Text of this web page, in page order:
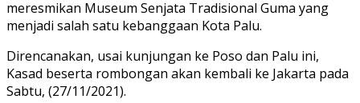
meresmikan Museum Senjata Tradisional Guma yang
menjadi salah satu kebanggaan Kota Palu.
Direncanakan, usai kunjungan ke Poso dan Palu ini,
Kasad beserta rombongan akan kembali ke Jakarta pada
Sabtu, (27/11/2021).